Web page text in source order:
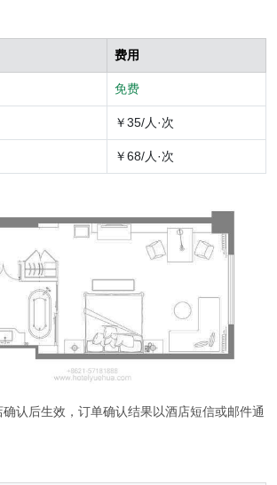
费用
免费
￥35/人·次
￥68/人·次
认后生效，订单确认结果以酒店短信或邮件通